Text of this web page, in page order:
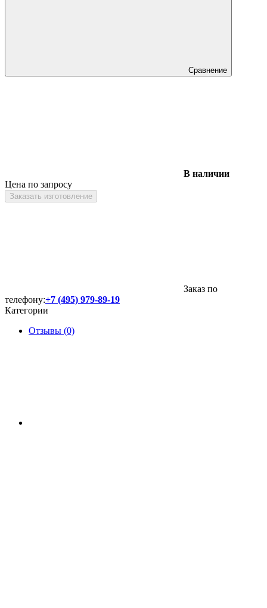
Сравнение
В наличии
Цена по запросу
Заказать изготовление
Заказ по
телефону:+7 (495) 979-89-19
Категории
Отзывы (0)